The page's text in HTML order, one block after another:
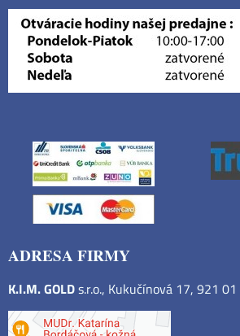
ADRESA FIRMY
K.I.M. GOLDs.r.o., Kukučínová 17, 921